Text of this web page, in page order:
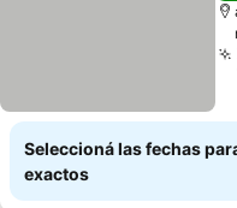
Seleccioná las fechas
exactos